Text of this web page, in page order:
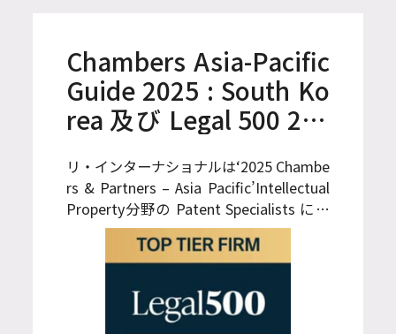
Chambers Asia-Pacific
Guide 2025 : South Ko
rea 及び Legal 500 202
リ・インターナショナルは‘2025 Chambe
rs & Partners – Asia Pacific’Intellectual
Property分野の Patent Specialists にて
Band 1に選定されました。